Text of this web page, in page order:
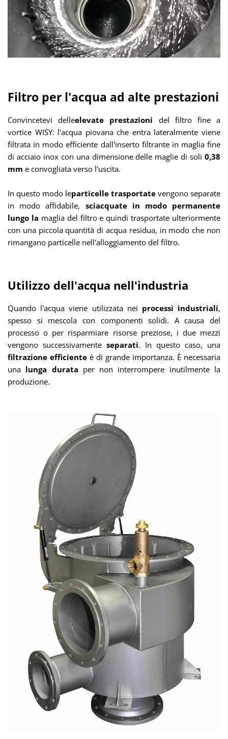
Filtro per l'acqua ad alte prestazioni
Convincetevidelleelevate prestazioni del filtro fine a
vortice WISY: l'acqua piovana che entra lateralmente viene
filtrata in modo efficiente dall'inserto filtrante in maglia fine
di acciaio inox con una dimensione delle maglie di soli 0,38
mm e convogliata verso l'uscita.
In questo modo leparticelle trasportate vengono separate
in modo affidabile, sciacquate in modo permanente
lungo la maglia del filtroe quindi trasportate ulteriormente
con una piccola quantità di acqua residua, in modo che non
rimangano particelle nell'alloggiamento del filtro.
Utilizzo dell'acqua nell'industria
Quando l'acqua viene utilizzata nei processi industriali,
spesso si mescola con componenti solidi. A causa del
processo o per risparmiare risorse preziose, i due mezzi
vengono successivamente separati. In questo caso, una
filtrazione efficiente è di grande importanza. È necessaria
una lunga durata per non interrompere inutilmente la
produzione.